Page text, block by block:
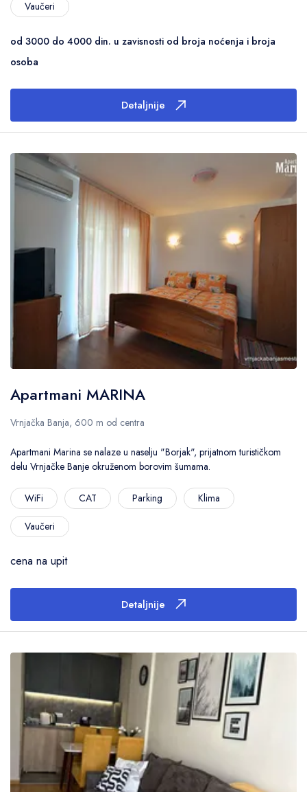
Vaučeri
od 3000 do 4000 din. u zavisnosti od broja noćenja i broja
osoba
Detaljnije
Apartmani MARINA
Vrnjačka Banja, 600 m od centra
Apartmani Marina se nalaze u naselju "Borjak", prijatnom turističkom
delu Vrnjačke Banje okruženom borovim šumama.
WiFi CAT Parking Klima
Vaučeri
cena na upit
Detaljnije